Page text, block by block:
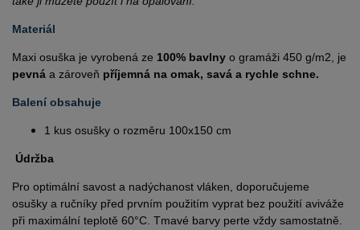
Materiál
Maxi osuška je vyrobená ze 100% bavlny o gramáži 450 g/m2, je
pevná a zároveň příjemná na omak, savá a rychle schne.
Balení obsahuje
1 kus osušky o rozměru 100x150 cm
Údržba
Pro optimální savost a nadýchanost vláken, doporučujeme
osušky a ručníky před prvním použitím vyprat bez použití aviváže
při maximální teplotě 60°C. Tmavé barvy perte vždy samostatně.